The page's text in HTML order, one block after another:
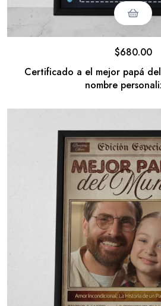
Certificado a el mejor papá
nombre
$680.00